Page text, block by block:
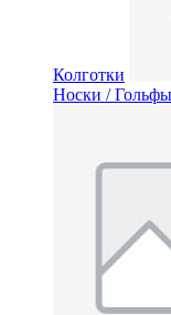
Колготки
Носки /